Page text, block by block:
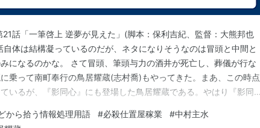
21話「一筆啓上 逆夢が見えた」(脚本：保利吉紀、監督：大熊邦也
体は結構凝っているのだが、ネタになりそうなのは冒頭と中間と
になるのかな。 さて冒頭、筆頭与力の酒井が死亡し、葬儀が行な
乗って南町奉行の鳥居耀蔵(志村喬)もやってきた。まあ、この時点
いるが、『影同心』にも登場した鳥居耀蔵である。やはり『影同
言うのは本題ではないので置いといて、配役でわかる通り、既に初
から拾う情報処理用語 #必殺仕置屋稼業 #中村主水